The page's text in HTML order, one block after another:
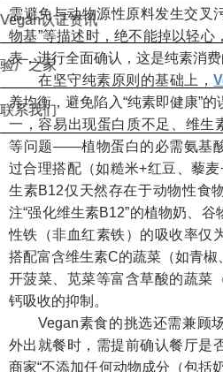
Vegan认证资讯
验厂之家
联系我们
需避免与动物源性原料发生交叉
物基”等描述时，绝不能掉以轻心
表，进行全面确认，这是纯素消费
在坚守纯素原则的基础上，
养均衡，避免陷入“纯素即健康”
一，容易出现蛋白质不足、维生
等问题——植物蛋白的必需氨基
过合理搭配（如糙米+红豆、藜
生素B12仅天然存在于动物性食
注“强化维生素B12”的植物奶、
性铁（非血红素铁）的吸收率仅
搭配富含维生素C的蔬菜（如青
开菠菜、苋菜等富含草酸的蔬菜
钙吸收的抑制。
Vegan素食的挑选还需兼顾场
外出就餐时，需提前确认餐厅是
商家“不添加任何动物成分（包括